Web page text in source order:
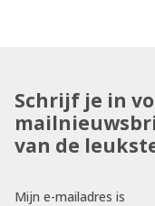
Schrijf je in
van de
Mijn e-mailadres is